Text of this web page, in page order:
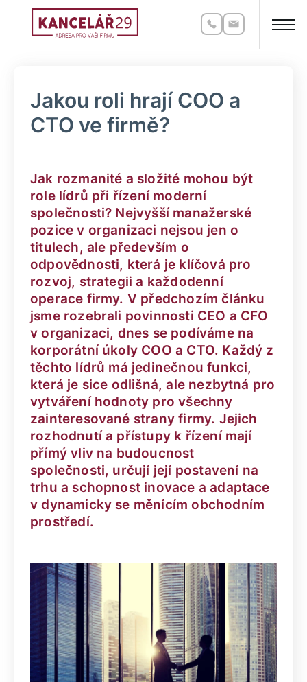
Jakou roli hrají COO a
CTO ve firmě?
Jak rozmanité a složité mohou být
role lídrů při řízení moderní
společnosti? Nejvyšší manažerské
pozice v organizaci nejsou jen o
titulech, ale především o
odpovědnosti, která je klíčová pro
rozvoj, strategii a každodenní
operace firmy. V předchozím článku
jsme rozebrali povinnosti CEO a CFO
v organizaci, dnes se podíváme na
korporátní úkoly COO a CTO. Každý z
těchto lídrů má jedinečnou funkci,
která je sice odlišná, ale nezbytná pro
vytváření hodnoty pro všechny
zainteresované strany firmy. Jejich
rozhodnutí a přístupy k řízení mají
přímý vliv na budoucnost
společnosti, určují její postavení na
trhu a schopnost inovace a adaptace
v dynamicky se měnícím obchodním
prostředí.